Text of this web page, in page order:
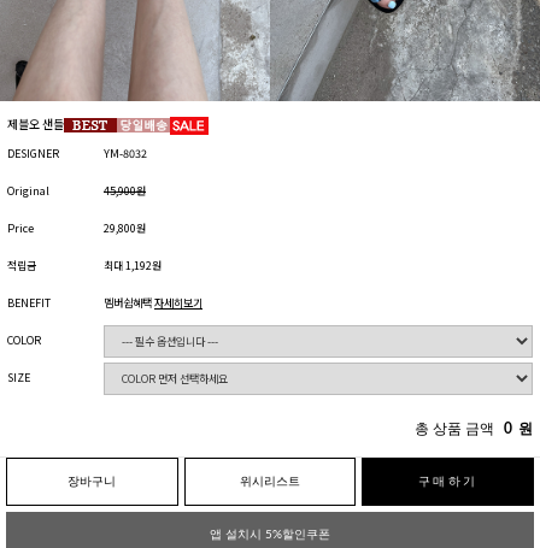
제블오 샌들
DESIGNER YM-8032
Original 45,900원
Price 29,800원
적립금 최대 1,192원
BENEFIT 멤버쉽혜택자세히보기
COLOR
SIZE
총 상품 금액 0 원
장바구니 위시리스트 구매하기
앱 설치시 5%할인쿠폰